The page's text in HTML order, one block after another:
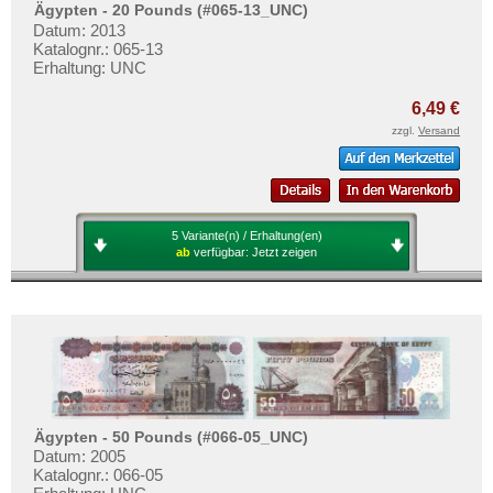
Lesotho
Liberia
Libyen
Marokko
Mauretanien
Mauritius
Namibia
Niger
Nigeria
Ostafrika
Portugiesisch Guinea
Mehr über...
Zahlungsbedingungen
Privatsphäre und Datenschutz
Impressum
Ägypten - 20 Pounds (#065-13_UNC)
Datum: 2013
Katalognr.: 065-13
Erhaltung: UNC
6,49 €
zzgl. Versand
5 Variante(n) / Erhaltung(en)
ab verfügbar: Jetzt zeigen
Ägypten - 50 Pounds (#066-05_UNC)
Datum: 2005
Katalognr.: 066-05